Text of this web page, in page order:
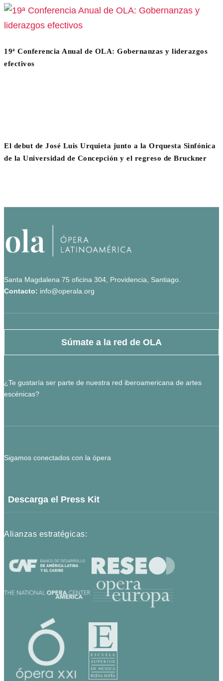
19ª Conferencia Anual de OLA: Gobernanzas y liderazgos
efectivos
El debut de José Luis Urquieta junto a la Orquesta Sinfónica
de la Universidad de Concepción y el regreso de Bruckner
Santa Magdalena 75 oficina 304, Providencia, Santiago.
Contacto: info@operala.org
Súmate a la red de OLA
¿Te gustaría ser parte de nuestra red iberoamericana de artes
escénicas?
Sigamos conectados con la ópera
Descarga el Press Kit
Alianzas estratégicas: